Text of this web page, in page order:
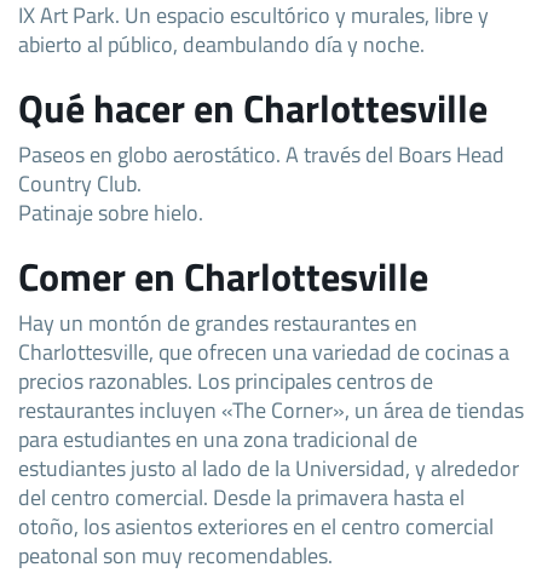
IX Art Park. Un espacio escultórico y murales, libre y
abierto al público, deambulando día y noche.
Qué hacer en Charlottesville
Paseos en globo aerostático. A través del Boars Head
Country Club.
Patinaje sobre hielo.
Comer en Charlottesville
Hay un montón de grandes restaurantes en
Charlottesville, que ofrecen una variedad de cocinas a
precios razonables. Los principales centros de
restaurantes incluyen «The Corner», un área de tiendas
para estudiantes en una zona tradicional de
estudiantes justo al lado de la Universidad, y alrededor
del centro comercial. Desde la primavera hasta el
otoño, los asientos exteriores en el centro comercial
peatonal son muy recomendables.